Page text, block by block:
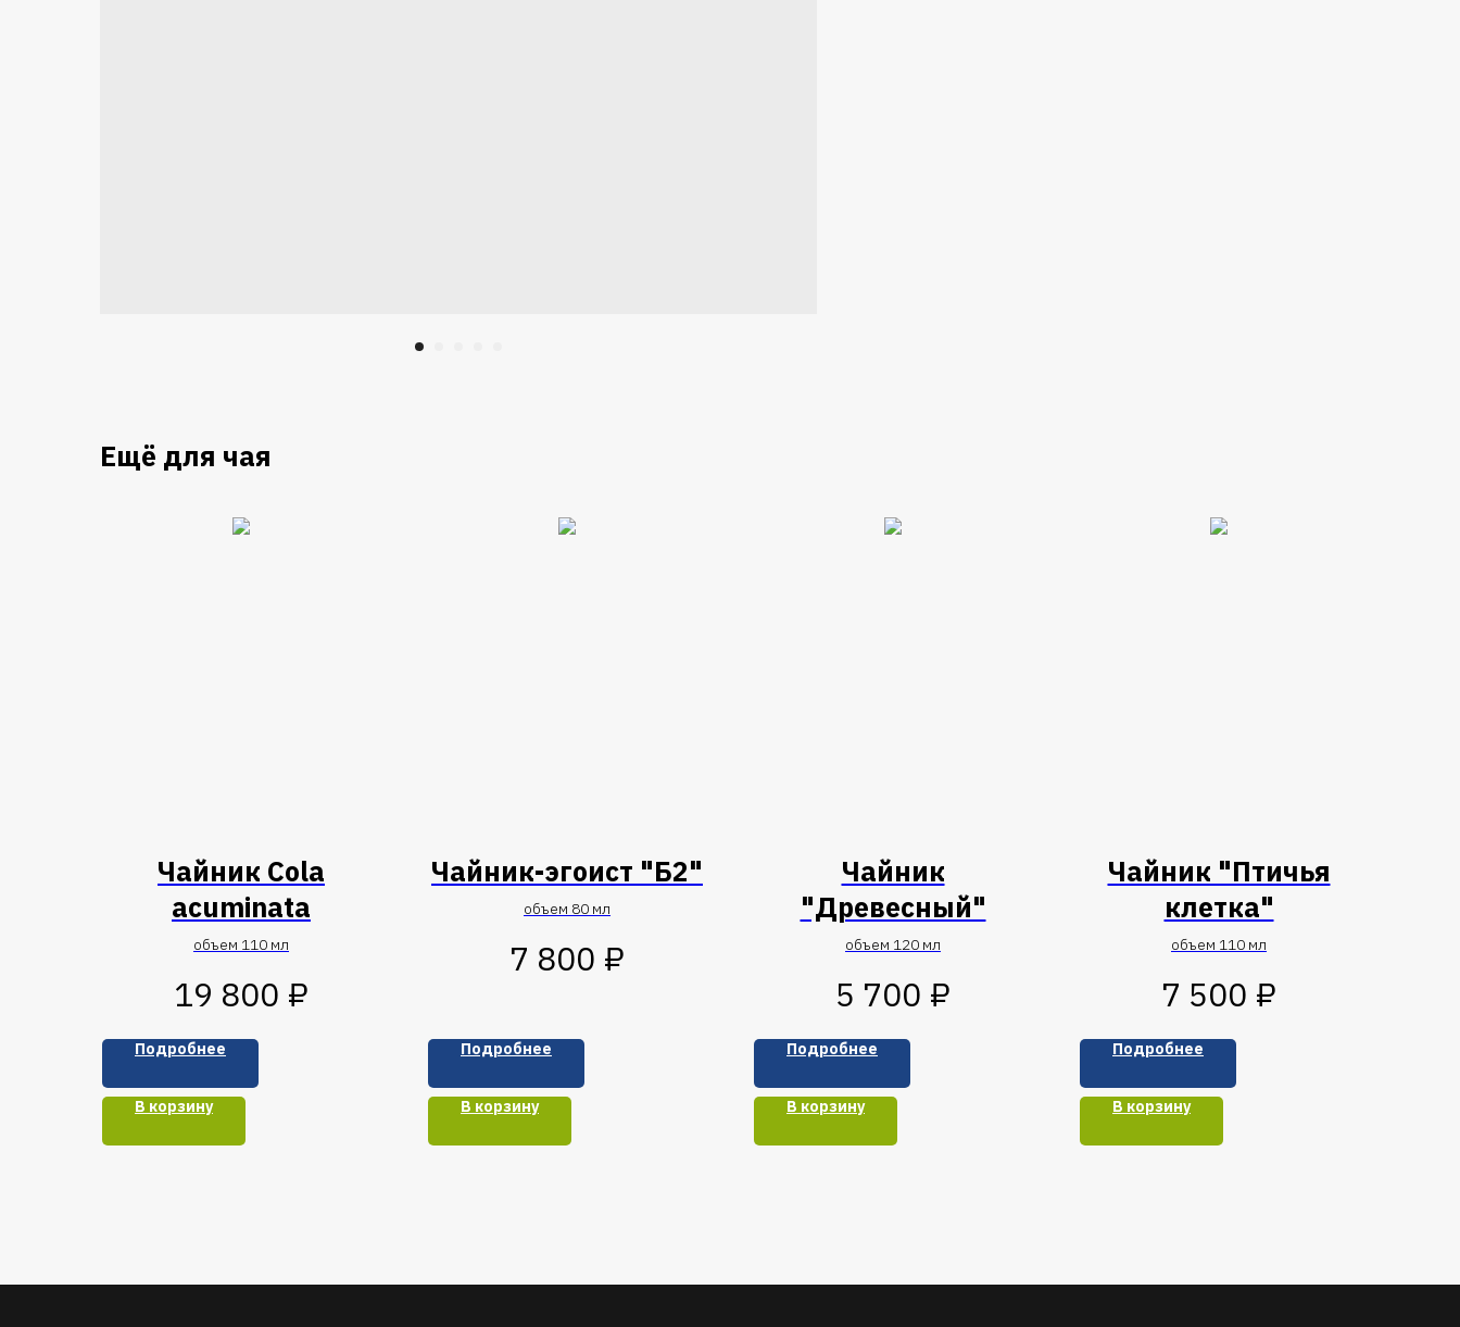
Ещё для чая
Чайник Cola
acuminata
объем 110 мл
19 800 ₽
Подробнее
В корзину
Чайник-эгоист "Б2"
объем 80 мл
7 800 ₽
Подробнее
В корзину
Чайник
"Древесный"
объем 120 мл
5 700 ₽
Подробнее
В корзину
Чайник "Птичья
клетка"
объем 110 мл
7 500 ₽
Подробнее
В корзину